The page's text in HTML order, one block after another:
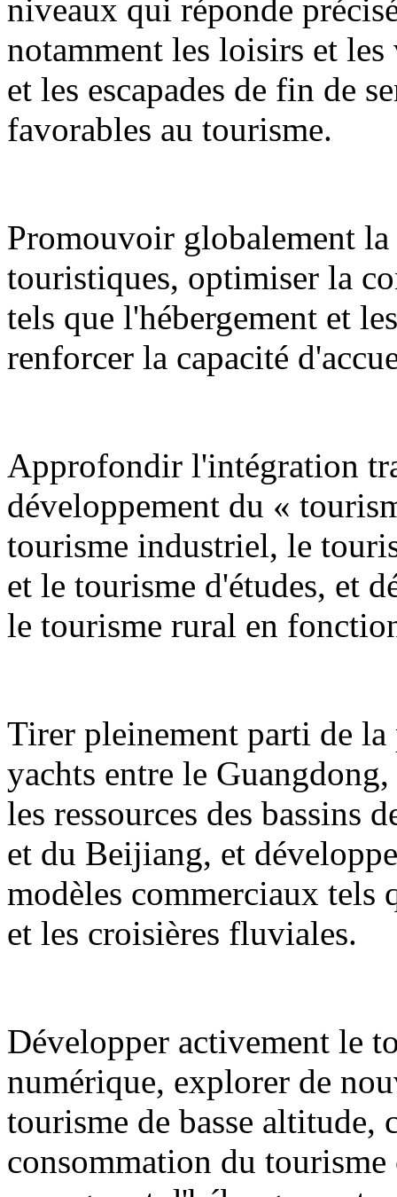
niveaux qui réponde
notamment les loisirs et
et les escapades de fin de
favorables au tourisme.
Promouvoir globalement
touristiques, optimiser la
tels que l'hébergement et
renforcer la capacité
Approfondir l'intégration
développement du «
tourisme industriel, le
et le tourisme d'études, et
le tourisme rural en
Tirer pleinement parti de
yachts entre le
les ressources des bassins
et du Beijiang, et
modèles commerciaux tels
et les croisières fluviales.
Développer activement le
numérique, explorer de
tourisme de basse altitude,
consommation du